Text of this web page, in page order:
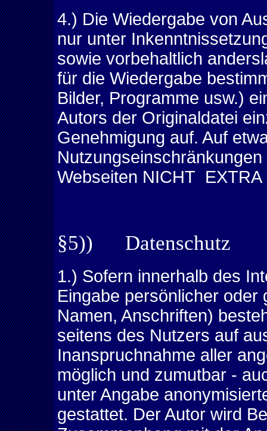
4.) Die Wiedergabe von
nur unter
sowie vorbehaltlich
für die Wiedergabe
Bilder, Programme usw.)
Autors der Originaldatei
Genehmigung auf. Auf
Webseiten NICHT EXTRA
§5)) Datenschutz
1.) Sofern innerhalb des
Eingabe persönlicher
Namen, Anschriften)
seitens des Nutzers auf
Inanspruchnahme aller
möglich und zumutbar -
unter Angabe
gestattet. Der Autor wird